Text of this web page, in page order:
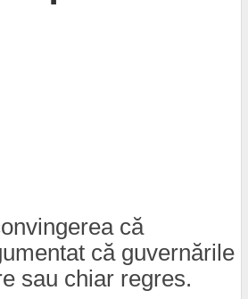
că
că guvernările
sau chiar regres.